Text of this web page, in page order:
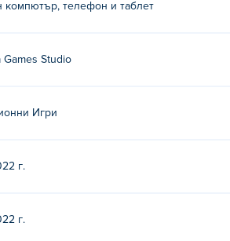
компютър, телефон и таблет
Games Studio
Игри
г.
г.